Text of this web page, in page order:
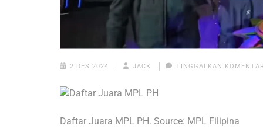
2 DES 2024 JACK TINGGALKAN
Daftar Juara MPL PH. Source: MPL Filipina